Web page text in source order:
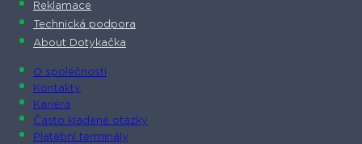
Reklamace
Technická podpora
About Dotykačka
O společnosti
Kontakty
Kariéra
Často kladené otázky
Platební terminály